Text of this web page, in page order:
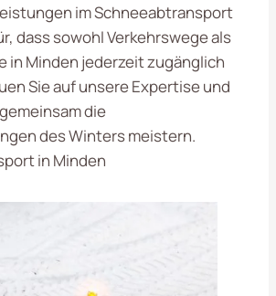
im Schneeabtransport
dass sowohl Verkehrswege als
in Minden jederzeit zugänglich
Sie auf unsere Expertise und
die
des Winters meistern.
in Minden